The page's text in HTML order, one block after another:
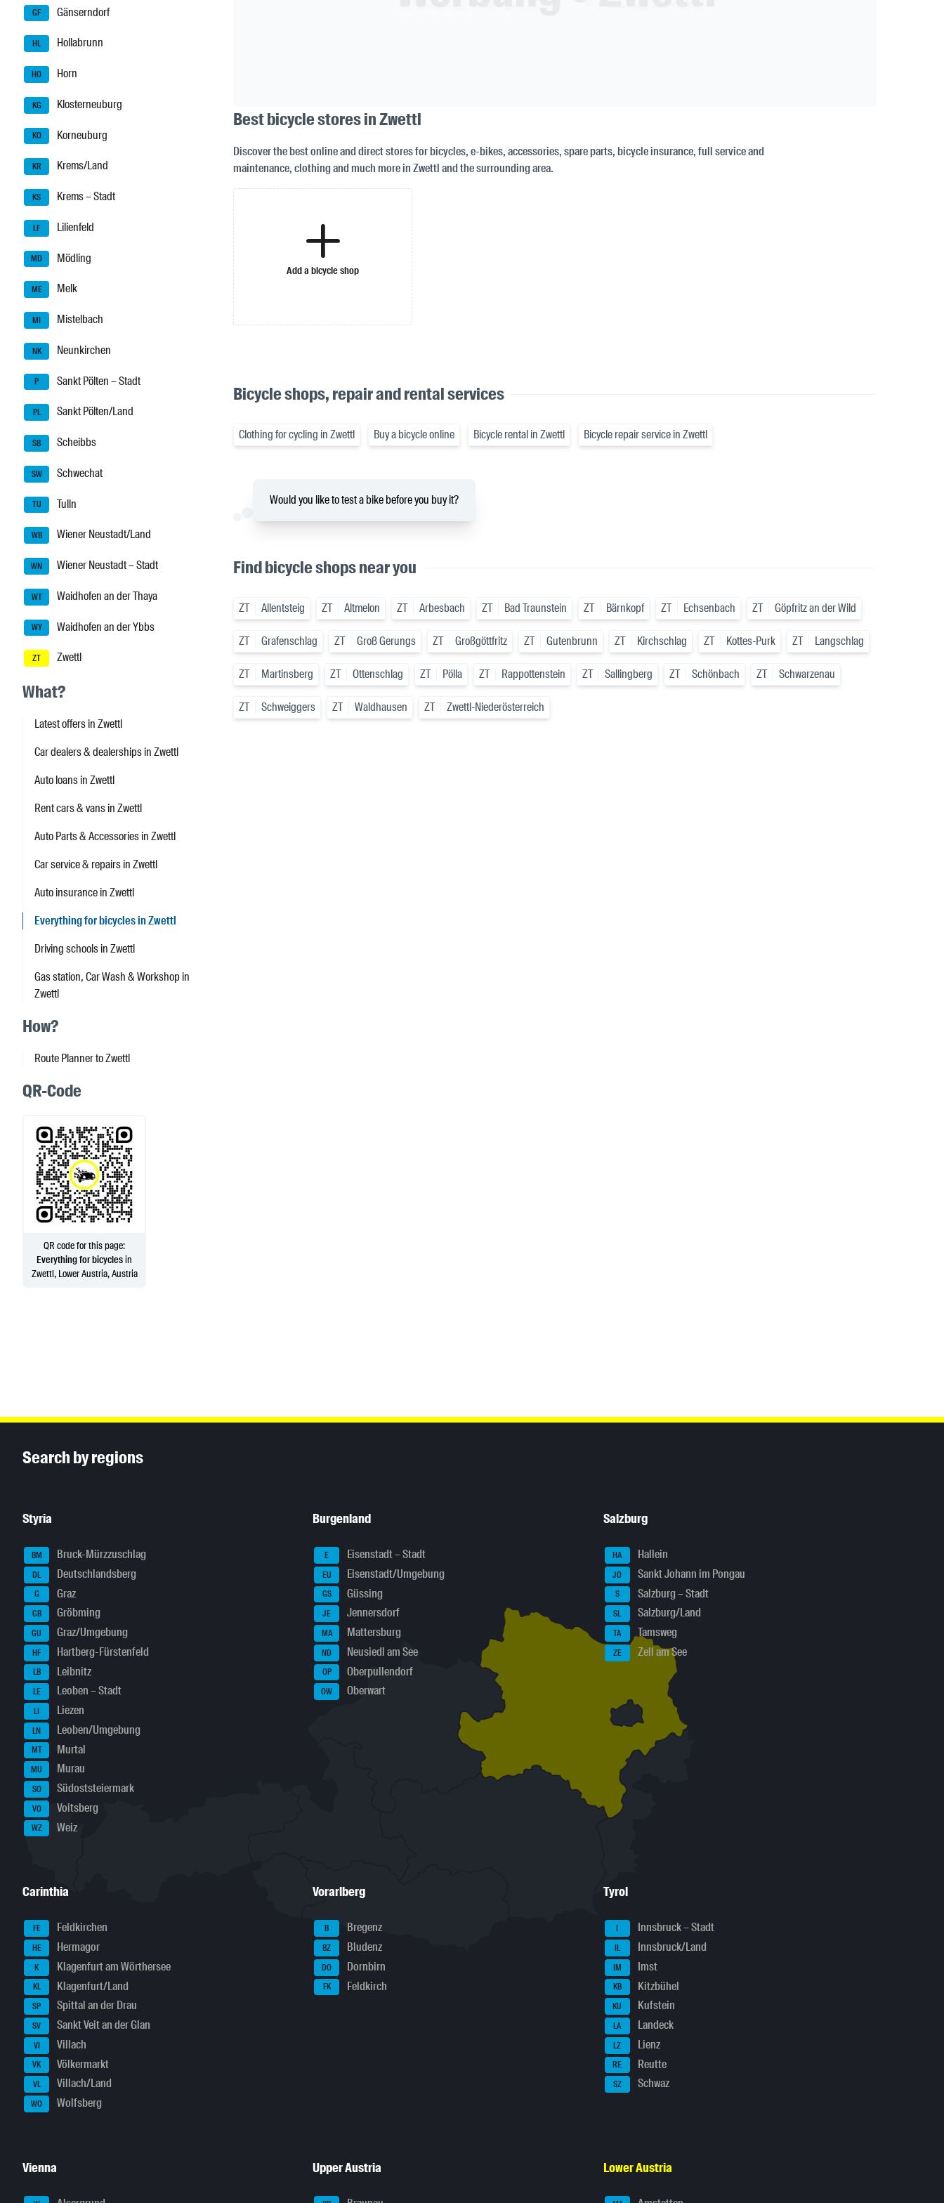
GF Gänserndorf
HL Hollabrunn
HO Horn
KG Klosterneuburg
KO Korneuburg
KR Krems/Land
KS Krems – Stadt
LF Lilienfeld
MD Mödling
ME Melk
MI Mistelbach
NK Neunkirchen
P Sankt Pölten – Stadt
PL Sankt Pölten/Land
SB Scheibbs
SW Schwechat
TU Tulln
WB Wiener Neustadt/Land
WN Wiener Neustadt – Stadt
WT Waidhofen an der Thaya
WY Waidhofen an der Ybbs
ZT Zwettl
What?
Latest offers in Zwettl
Car dealers & dealerships in Zwettl
Auto loans in Zwettl
Rent cars & vans in Zwettl
Auto Parts & Accessories in Zwettl
Car service & repairs in Zwettl
Auto insurance in Zwettl
Everything for bicycles in Zwettl
Driving schools in Zwettl
Gas station, Car Wash & Workshop in
Zwettl
How?
Route Planner to Zwettl
QR-Code
QR code for this page:
Everything for bicyclesin
Zwettl, Lower Austria, Austria
Best bicycle stores in Zwettl
Discover the best online and direct stores for bicycles, e-bikes, accessories, spare parts, bicycle insurance, full service and
maintenance, clothing and much more in Zwettl and the surrounding area.
Add a bicycle shop
Bicycle shops, repair and rental services
Clothing for cycling in Zwettl Buy a bicycle online Bicycle rental in Zwettl Bicycle repair service in Zwettl
Would you like to test a bike before you buy it?
Find bicycle shops near you
ZT Allentsteig ZT Altmelon ZT Arbesbach ZT Bad Traunstein ZT Bärnkopf ZT Echsenbach ZT Göpfritz an der Wild
ZT Grafenschlag ZT Groß Gerungs ZT Großgöttfritz ZT Gutenbrunn ZT Kirchschlag ZT Kottes-Purk ZT Langschlag
ZT Martinsberg ZT Ottenschlag ZT Pölla ZT Rappottenstein ZT Sallingberg ZT Schönbach ZT Schwarzenau
ZT Schweiggers ZT Waldhausen ZT Zwettl-Niederösterreich
Search by regions
Styria
BM Bruck-Mürzzuschlag
DL Deutschlandsberg
G Graz
GB Gröbming
GU Graz/Umgebung
HF Hartberg-Fürstenfeld
LB Leibnitz
LE Leoben – Stadt
LI Liezen
LN Leoben/Umgebung
MT Murtal
MU Murau
SO Südoststeiermark
VO Voitsberg
WZ Weiz
Burgenland
E Eisenstadt – Stadt
EU Eisenstadt/Umgebung
GS Güssing
JE Jennersdorf
MA Mattersburg
ND Neusiedl am See
OP Oberpullendorf
OW Oberwart
Salzburg
HA Hallein
JO Sankt Johann im Pongau
S Salzburg – Stadt
SL Salzburg/Land
TA Tamsweg
ZE Zell am See
Carinthia
FE Feldkirchen
HE Hermagor
K Klagenfurt am Wörthersee
KL Klagenfurt/Land
SP Spittal an der Drau
SV Sankt Veit an der Glan
VI Villach
VK Völkermarkt
VL Villach/Land
WO Wolfsberg
Vorarlberg
B Bregenz
BZ Bludenz
DO Dornbirn
FK Feldkirch
Tyrol
I Innsbruck – Stadt
IL Innsbruck/Land
IM Imst
KB Kitzbühel
KU Kufstein
LA Landeck
LZ Lienz
RE Reutte
SZ Schwaz
Vienna Upper Austria Lower Austria